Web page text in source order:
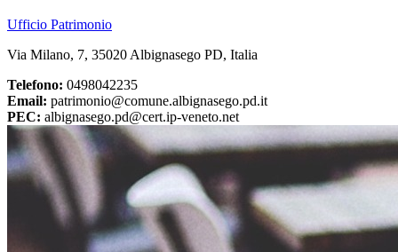
Ufficio Patrimonio
Via Milano, 7, 35020 Albignasego PD, Italia
Telefono: 0498042235
Email: patrimonio@comune.albignasego.pd.it
PEC: albignasego.pd@cert.ip-veneto.net